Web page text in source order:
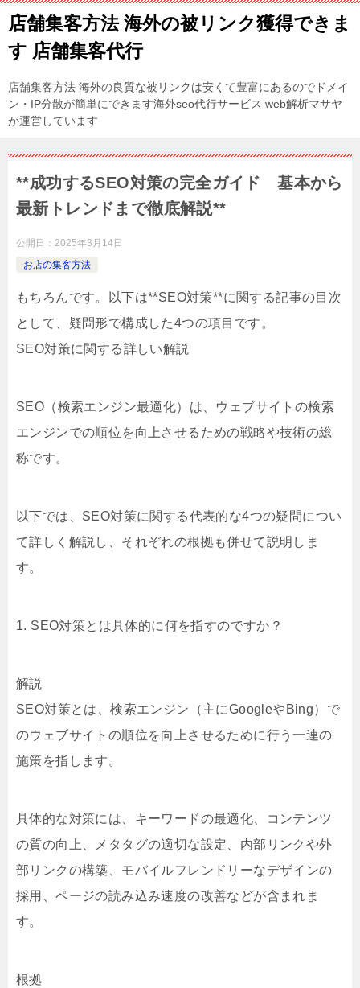
店舗集客方法 海外の被リンク獲得できま
す 店舗集客代行
店舗集客方法 海外の良質な被リンクは安くて豊富にあるのでドメイ
ン・IP分散が簡単にできます海外seo代行サービス web解析マサヤ
が運営しています
**成功するSEO対策の完全ガイド 基本から
最新トレンドまで徹底解説**
公開日： 2025年3月14日
お店の集客方法
もちろんです。以下は**SEO対策**に関する記事の目次
として、疑問形で構成した4つの項目です。
SEO対策に関する詳しい解説
SEO（検索エンジン最適化）は、ウェブサイトの検索
エンジンでの順位を向上させるための戦略や技術の総
称です。
以下では、SEO対策に関する代表的な4つの疑問につい
て詳しく解説し、それぞれの根拠も併せて説明しま
す。
1. SEO対策とは具体的に何を指すのですか？
解説
SEO対策とは、検索エンジン（主にGoogleやBing）で
のウェブサイトの順位を向上させるために行う一連の
施策を指します。
具体的な対策には、キーワードの最適化、コンテンツ
の質の向上、メタタグの適切な設定、内部リンクや外
部リンクの構築、モバイルフレンドリーなデザインの
採用、ページの読み込み速度の改善などが含まれま
す。
根拠